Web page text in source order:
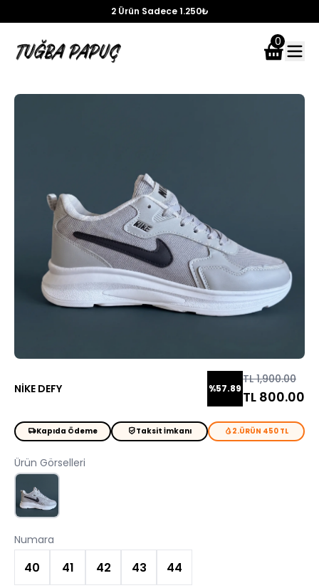
0
NİKE DEFY %57.89
TL 1,900.00
TL 800.00
Kapıda Ödeme Taksit İmkanı 2.ÜRÜN 450 TL
Ürün Görselleri
Numara
40 41 42 43 44